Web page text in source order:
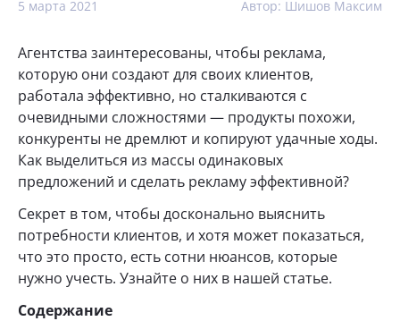
5 марта 2021 Автор: Шишов Максим
Агентства заинтересованы, чтобы реклама,
которую они создают для своих клиентов,
работала эффективно, но сталкиваются с
очевидными сложностями — продукты похожи,
конкуренты не дремлют и копируют удачные ходы.
Как выделиться из массы одинаковых
предложений и сделать рекламу эффективной?
Секрет в том, чтобы досконально выяснить
потребности клиентов, и хотя может показаться,
что это просто, есть сотни нюансов, которые
нужно учесть. Узнайте о них в нашей статье.
Содержание